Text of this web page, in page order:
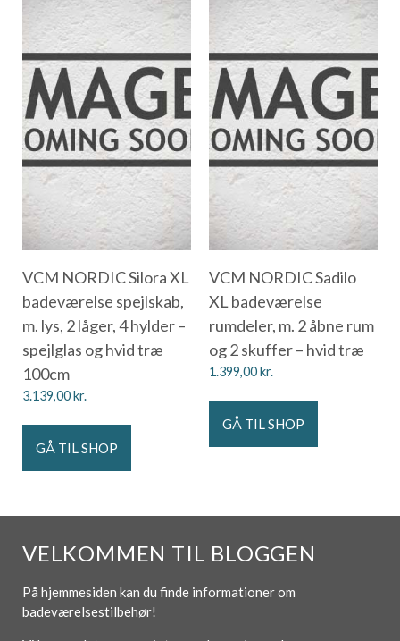
VCM NORDIC Silora XL
badeværelse spejlskab,
m. lys, 2 låger, 4 hylder –
spejlglas og hvid træ
100cm
3.139,00kr.
GÅ TIL SHOP
VCM NORDIC Sadilo
XL badeværelse
rumdeler, m. 2 åbne rum
og 2 skuffer – hvid træ
1.399,00kr.
GÅ TIL SHOP
VELKOMMEN TIL BLOGGEN
På hjemmesiden kan du finde informationer om
badeværelsestilbehør!